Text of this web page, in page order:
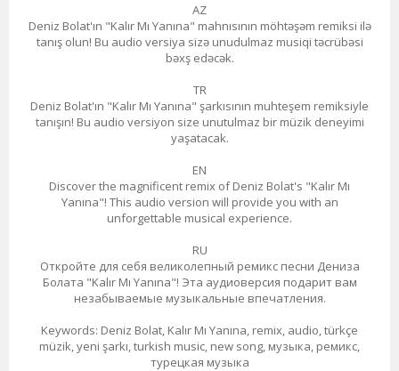
AZ
Deniz Bolat'ın "Kalır Mı Yanına" mahnısının möhtəşəm remiksi ilə
tanış olun! Bu audio versiya sizə unudulmaz musiqi təcrübəsi
bəxş edəcək.
TR
Deniz Bolat'ın "Kalır Mı Yanına" şarkısının muhteşem remiksiyle
tanışın! Bu audio versiyon size unutulmaz bir müzik deneyimi
yaşatacak.
EN
Discover the magnificent remix of Deniz Bolat's "Kalır Mı
Yanına"! This audio version will provide you with an
unforgettable musical experience.
RU
Откройте для себя великолепный ремикс песни Дениза
Болата "Kalır Mı Yanına"! Эта аудиоверсия подарит вам
незабываемые музыкальные впечатления.
Keywords: Deniz Bolat, Kalır Mı Yanına, remix, audio, türkçe
müzik, yeni şarkı, turkish music, new song, музыка, ремикс,
турецкая музыка